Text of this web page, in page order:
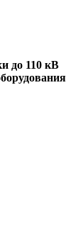
до 110 кВ